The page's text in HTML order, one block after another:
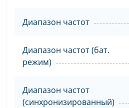
Диапазон частот
Диапазон частот (бат.
режим)
Диапазон частот
(синхронизированный)